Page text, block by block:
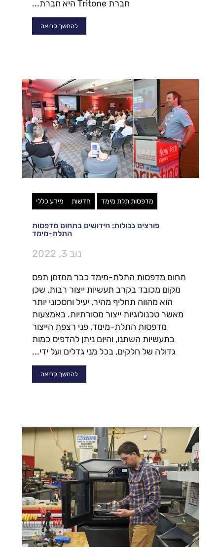
חברת Tritone היא חברת...
להמשך קריאה
מדפסות תלת מימד חדשות מידע כללי
פורצים גבולות: חידושים בתחום מדפסות
התלת-מימד
נוב 3, 2022
תחום מדפסות התלת-מימד כבר ממזמן תפס
מקום מכובד בקרב תעשיות ייצור רבות, שכן
הוא מהווה תחליף מהיר, יעיל וחסכוני יותר
מאשר טכנולוגיות ייצור מסורתיות. באמצעות
מדפסות התלת-מימד, פני רצפת הייצור
בתעשיות השתנו, והיום ניתן להדפיס כמות
גדולה של חלקים, בכל מני גדלים ועל ידי...
להמשך קריאה